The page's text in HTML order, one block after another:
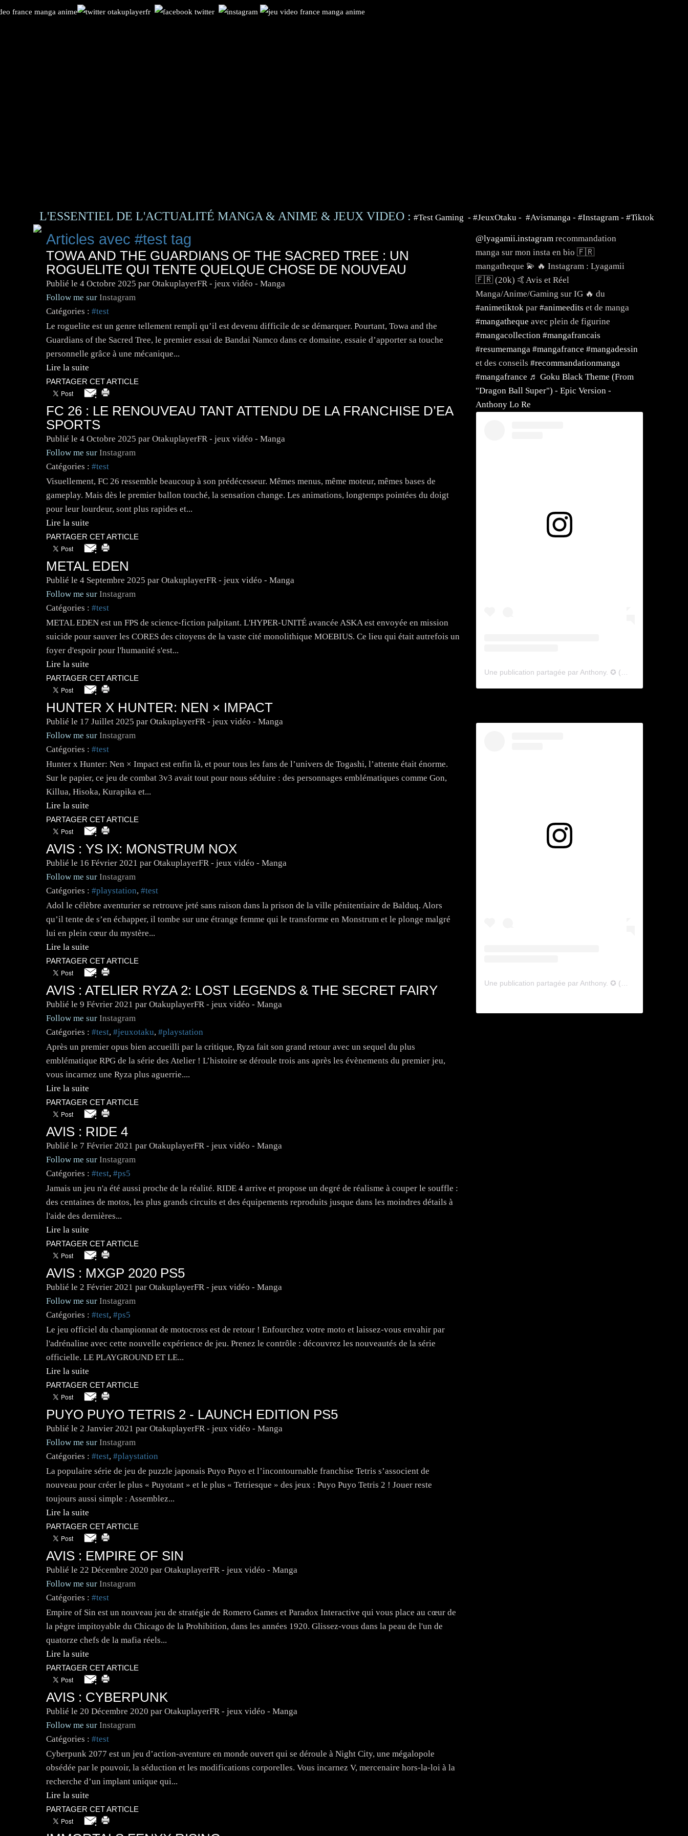
L'ESSENTIEL DE L'ACTUALITÉ MANGA & ANIME & JEUX VIDEO : #Test Gaming - #JeuxOtaku - #Avismanga - #Instagram - #Tiktok
Articles avec #test tag
TOWA AND THE GUARDIANS OF THE SACRED TREE : UN
ROGUELITE QUI TENTE QUELQUE CHOSE DE NOUVEAU
Publié le 4 Octobre 2025 par OtakuplayerFR - jeux vidéo - Manga
Follow me sur Instagram
Catégories : #test
Le roguelite est un genre tellement rempli qu’il est devenu difficile de se démarquer. Pourtant, Towa and the
Guardians of the Sacred Tree, le premier essai de Bandai Namco dans ce domaine, essaie d’apporter sa touche
personnelle grâce à une mécanique...
Lire la suite
PARTAGER CET ARTICLE
FC 26 : LE RENOUVEAU TANT ATTENDU DE LA FRANCHISE D’EA
SPORTS
Publié le 4 Octobre 2025 par OtakuplayerFR - jeux vidéo - Manga
Follow me sur Instagram
Catégories : #test
Visuellement, FC 26 ressemble beaucoup à son prédécesseur. Mêmes menus, même moteur, mêmes bases de
gameplay. Mais dès le premier ballon touché, la sensation change. Les animations, longtemps pointées du doigt
pour leur lourdeur, sont plus rapides et...
Lire la suite
PARTAGER CET ARTICLE
METAL EDEN
Publié le 4 Septembre 2025 par OtakuplayerFR - jeux vidéo - Manga
Follow me sur Instagram
Catégories : #test
METAL EDEN est un FPS de science-fiction palpitant. L'HYPER-UNITÉ avancée ASKA est envoyée en mission
suicide pour sauver les CORES des citoyens de la vaste cité monolithique MOEBIUS. Ce lieu qui était autrefois un
foyer d'espoir pour l'humanité s'est...
Lire la suite
PARTAGER CET ARTICLE
HUNTER X HUNTER: NEN × IMPACT
Publié le 17 Juillet 2025 par OtakuplayerFR - jeux vidéo - Manga
Follow me sur Instagram
Catégories : #test
Hunter x Hunter: Nen × Impact est enfin là, et pour tous les fans de l’univers de Togashi, l’attente était énorme.
Sur le papier, ce jeu de combat 3v3 avait tout pour nous séduire : des personnages emblématiques comme Gon,
Killua, Hisoka, Kurapika et...
Lire la suite
PARTAGER CET ARTICLE
AVIS : YS IX: MONSTRUM NOX
Publié le 16 Février 2021 par OtakuplayerFR - jeux vidéo - Manga
Follow me sur Instagram
Catégories : #playstation, #test
Adol le célèbre aventurier se retrouve jeté sans raison dans la prison de la ville pénitentiaire de Balduq. Alors
qu’il tente de s’en échapper, il tombe sur une étrange femme qui le transforme en Monstrum et le plonge malgré
lui en plein cœur du mystère...
Lire la suite
PARTAGER CET ARTICLE
AVIS : ATELIER RYZA 2: LOST LEGENDS & THE SECRET FAIRY
Publié le 9 Février 2021 par OtakuplayerFR - jeux vidéo - Manga
Follow me sur Instagram
Catégories : #test, #jeuxotaku, #playstation
Après un premier opus bien accueilli par la critique, Ryza fait son grand retour avec un sequel du plus
emblématique RPG de la série des Atelier ! L’histoire se déroule trois ans après les évènements du premier jeu,
vous incarnez une Ryza plus aguerrie....
Lire la suite
PARTAGER CET ARTICLE
AVIS : RIDE 4
Publié le 7 Février 2021 par OtakuplayerFR - jeux vidéo - Manga
Follow me sur Instagram
Catégories : #test, #ps5
Jamais un jeu n'a été aussi proche de la réalité. RIDE 4 arrive et propose un degré de réalisme à couper le souffle :
des centaines de motos, les plus grands circuits et des équipements reproduits jusque dans les moindres détails à
l'aide des dernières...
Lire la suite
PARTAGER CET ARTICLE
AVIS : MXGP 2020 PS5
Publié le 2 Février 2021 par OtakuplayerFR - jeux vidéo - Manga
Follow me sur Instagram
Catégories : #test, #ps5
Le jeu officiel du championnat de motocross est de retour ! Enfourchez votre moto et laissez-vous envahir par
l'adrénaline avec cette nouvelle expérience de jeu. Prenez le contrôle : découvrez les nouveautés de la série
officielle. LE PLAYGROUND ET LE...
Lire la suite
PARTAGER CET ARTICLE
PUYO PUYO TETRIS 2 - LAUNCH EDITION PS5
Publié le 2 Janvier 2021 par OtakuplayerFR - jeux vidéo - Manga
Follow me sur Instagram
Catégories : #test, #playstation
La populaire série de jeu de puzzle japonais Puyo Puyo et l’incontournable franchise Tetris s’associent de
nouveau pour créer le plus « Puyotant » et le plus « Tetriesque » des jeux : Puyo Puyo Tetris 2 ! Jouer reste
toujours aussi simple : Assemblez...
Lire la suite
PARTAGER CET ARTICLE
AVIS : EMPIRE OF SIN
Publié le 22 Décembre 2020 par OtakuplayerFR - jeux vidéo - Manga
Follow me sur Instagram
Catégories : #test
Empire of Sin est un nouveau jeu de stratégie de Romero Games et Paradox Interactive qui vous place au cœur de
la pègre impitoyable du Chicago de la Prohibition, dans les années 1920. Glissez-vous dans la peau de l'un de
quatorze chefs de la mafia réels...
Lire la suite
PARTAGER CET ARTICLE
AVIS : CYBERPUNK
Publié le 20 Décembre 2020 par OtakuplayerFR - jeux vidéo - Manga
Follow me sur Instagram
Catégories : #test
Cyberpunk 2077 est un jeu d’action-aventure en monde ouvert qui se déroule à Night City, une mégalopole
obsédée par le pouvoir, la séduction et les modifications corporelles. Vous incarnez V, mercenaire hors-la-loi à la
recherche d’un implant unique qui...
Lire la suite
PARTAGER CET ARTICLE
@lyagamii.instagram recommandation
manga sur mon insta en bio 🇫🇷
mangatheque 💫 🔥 Instagram : Lyagamii
🇫🇷 (20k) 🤙Avis et Réel
Manga/Anime/Gaming sur IG 🔥 du
#animetiktok par #animeedits et de manga
#mangatheque avec plein de figurine
#mangacollection #mangafrancais
#resumemanga #mangafrance #mangadessin
et des conseils #recommandationmanga
#mangafrance ♬ Goku Black Theme (From
"Dragon Ball Super") - Epic Version -
Anthony Lo Re
Une publication partagée par Anthony. ✪ (@lyagamii)